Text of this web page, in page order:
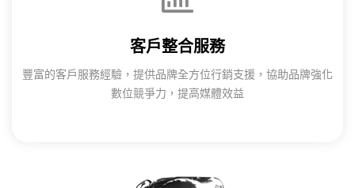
客戶整合服務​
豐富的客戶服務經驗，提供品牌全方位行銷支援，協助品牌強化
數位競爭力，提高媒體效益​